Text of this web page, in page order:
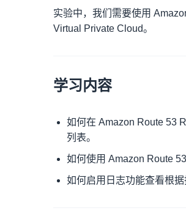
实验中，我们需要使用
Virtual Private Cloud。
学习内容
如何在 Amazon Route 53
列表。
如何使用 Amazon Route
如何启用日志功能查看根